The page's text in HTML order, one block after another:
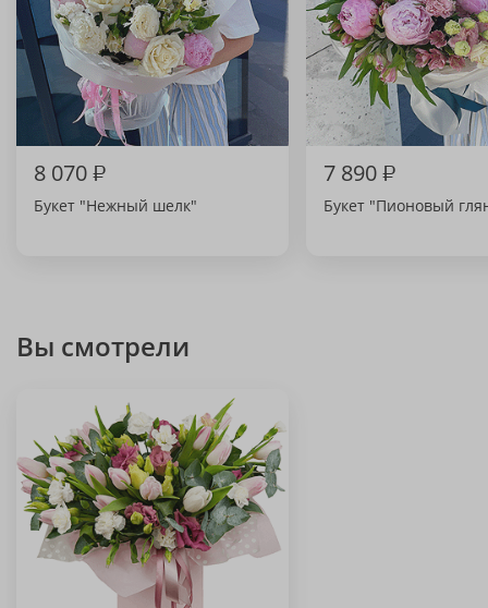
8 070₽
Букет "Нежный шелк"
7 890₽
Букет "Пионовый
Вы смотрели